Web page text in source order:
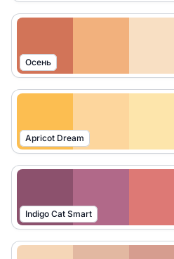
Осень
Apricot Dream
Indigo Cat Smart